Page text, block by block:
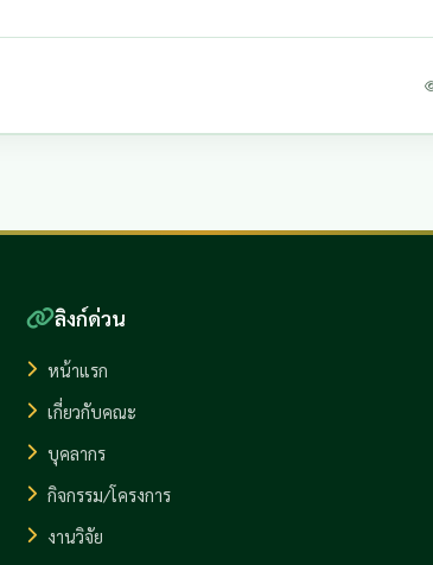
ลิงก์ด่วน
หน้าแรก
เกี่ยวกับคณะ
บุคลากร
กิจกรรม/โครงการ
งานวิจัย